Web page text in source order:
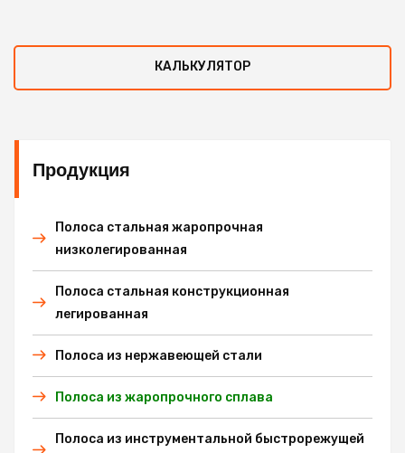
КАЛЬКУЛЯТОР
Продукция
Полоса стальная жаропрочная
низколегированная
Полоса стальная конструкционная
легированная
Полоса из нержавеющей стали
Полоса из жаропрочного сплава
Полоса из инструментальной быстрорежущей